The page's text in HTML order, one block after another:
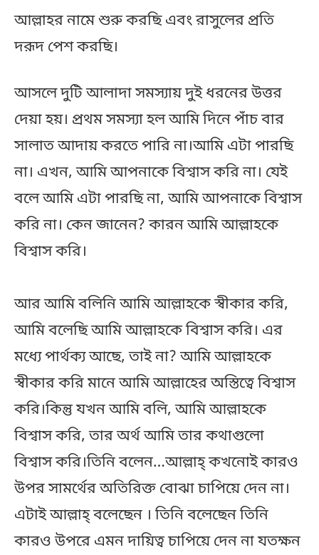
আল্লাহর নামে শুরু করছি এবং রাসুলের প্রতি
দরূদ পেশ করছি।
আসলে দুটি আলাদা সমস্যায় দুই ধরনের উত্তর
দেয়া হয়। প্রথম সমস্যা হল আমি দিনে পাঁচ বার
সালাত আদায় করতে পারি না।আমি এটা পারছি
না। এখন, আমি আপনাকে বিশ্বাস করি না। যেই
বলে আমি এটা পারছি না, আমি আপনাকে বিশ্বাস
করি না। কেন জানেন? কারন আমি আল্লাহকে
বিশ্বাস করি।
আর আমি বলিনি আমি আল্লাহকে স্বীকার করি,
আমি বলেছি আমি আল্লাহকে বিশ্বাস করি। এর
মধ্যে পার্থক্য আছে, তাই না? আমি আল্লাহকে
স্বীকার করি মানে আমি আল্লাহের অস্তিত্বে বিশ্বাস
করি।কিন্তু যখন আমি বলি, আমি আল্লাহকে
বিশ্বাস করি, তার অর্থ আমি তার কথাগুলো
বিশ্বাস করি।তিনি বলেন…আল্লাহ্‌ কখনোই কারও
উপর সামর্থের অতিরিক্ত বোঝা চাপিয়ে দেন না।
এটাই আল্লাহ্‌ বলেছেন । তিনি বলেছেন তিনি
কারও উপরে এমন দায়িত্ব চাপিয়ে দেন না যতক্ষন